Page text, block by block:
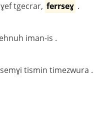
tgecrar, ferrseɣ .
iman-is .
tismin timezwura .